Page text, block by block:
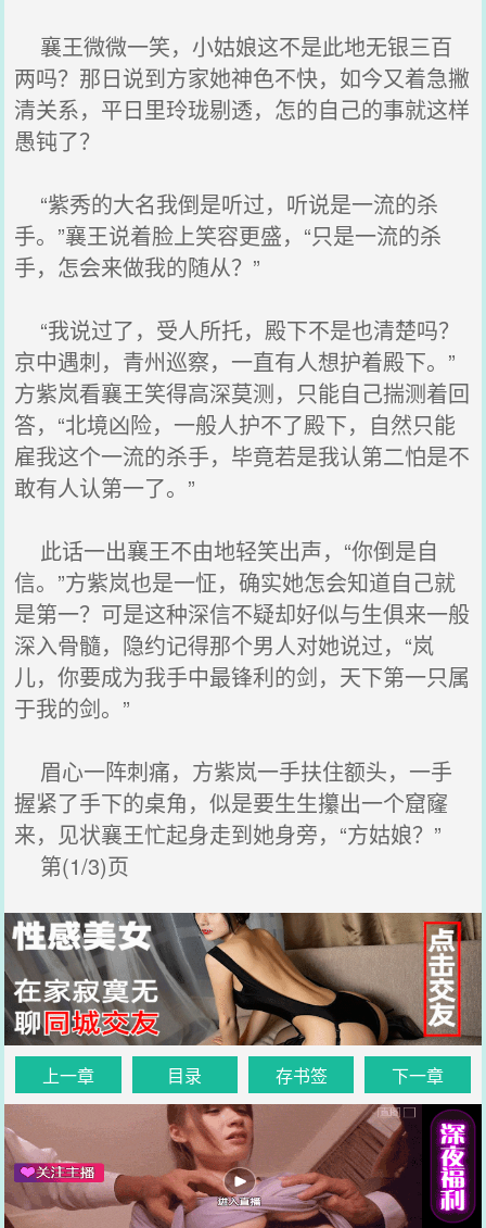
襄王微微一笑，小姑娘这不是此地无银三百
两吗？那日说到方家她神色不快，如今又着急撇
清关系，平日里玲珑剔透，怎的自己的事就这样
愚钝了？
“紫秀的大名我倒是听过，听说是一流的杀
手。”襄王说着脸上笑容更盛，“只是一流的杀
手，怎会来做我的随从？”
“我说过了，受人所托，殿下不是也清楚吗？
京中遇刺，青州巡察，一直有人想护着殿下。”
方紫岚看襄王笑得高深莫测，只能自己揣测着回
答，“北境凶险，一般人护不了殿下，自然只能
雇我这个一流的杀手，毕竟若是我认第二怕是不
敢有人认第一了。”
此话一出襄王不由地轻笑出声，“你倒是自
信。”方紫岚也是一怔，确实她怎会知道自己就
是第一？可是这种深信不疑却好似与生俱来一般
深入骨髓，隐约记得那个男人对她说过，“岚
儿，你要成为我手中最锋利的剑，天下第一只属
于我的剑。”
眉心一阵刺痛，方紫岚一手扶住额头，一手
握紧了手下的桌角，似是要生生攥出一个窟窿
来，见状襄王忙起身走到她身旁，“方姑娘？”
第(1/3)页
上一章 目录 存书签 下一章